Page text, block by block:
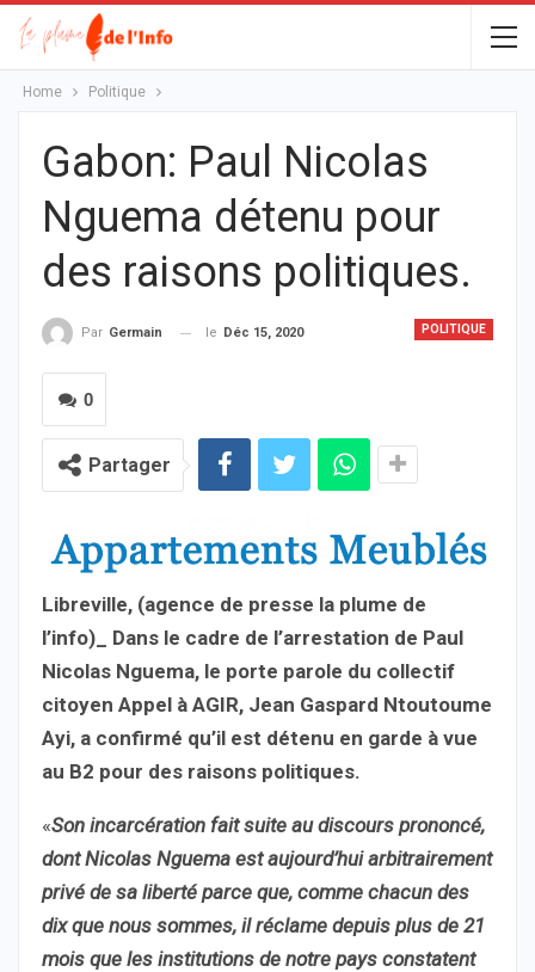
Home Politique
Gabon: Paul Nicolas
Nguema détenu pour
des raisons politiques.
POLITIQUE
Par Germain le Déc 15, 2020
0
Partager
Libreville, (agence de presse la plume de
l’info)_ Dans le cadre de l’arrestation de Paul
Nicolas Nguema, le porte parole du collectif
citoyen Appel à AGIR, Jean Gaspard Ntoutoume
Ayi, a confirmé qu’il est détenu en garde à vue
au B2 pour des raisons politiques.
«Son incarcération fait suite au discours prononcé,
dont Nicolas Nguema est aujourd’hui arbitrairement
privé de sa liberté parce que, comme chacun des
dix que nous sommes, il réclame depuis plus de 21
mois que les institutions de notre pays constatent